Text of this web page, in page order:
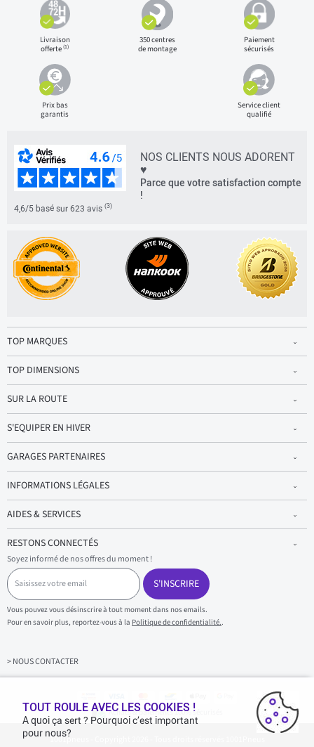
Livraison
offerte(1)
350 centres
de montage
Paiement
sécurisés
Prix bas
garantis
Service client
qualifié
NOS CLIENTS NOUS ADORENT
♥
Parce que votre satisfaction compte
!
4,6/5 basé sur 623 avis (3)
TOP MARQUES
TOP DIMENSIONS
SUR LA ROUTE
S'EQUIPER EN HIVER
GARAGES PARTENAIRES
INFORMATIONS LÉGALES
AIDES & SERVICES
RESTONS CONNECTÉS
Soyez informé de nos offres du moment !
S
a
i
s
i
s
z
v
S'INSCRIRE
Vous pouvez vous désinscrire à tout moment dans nos emails.
Pour en savoir plus, reportez-vous à la Politique de confidentialité..
> NOUS CONTACTER
Achats & paiements 100% sécurisés
1001pneus - Copyright 2026 - Tous droits réservés 1001Pneus
TOUT ROULE AVEC LES COOKIES !
A quoi ça sert ? Pourquoi c’est important
pour nous?